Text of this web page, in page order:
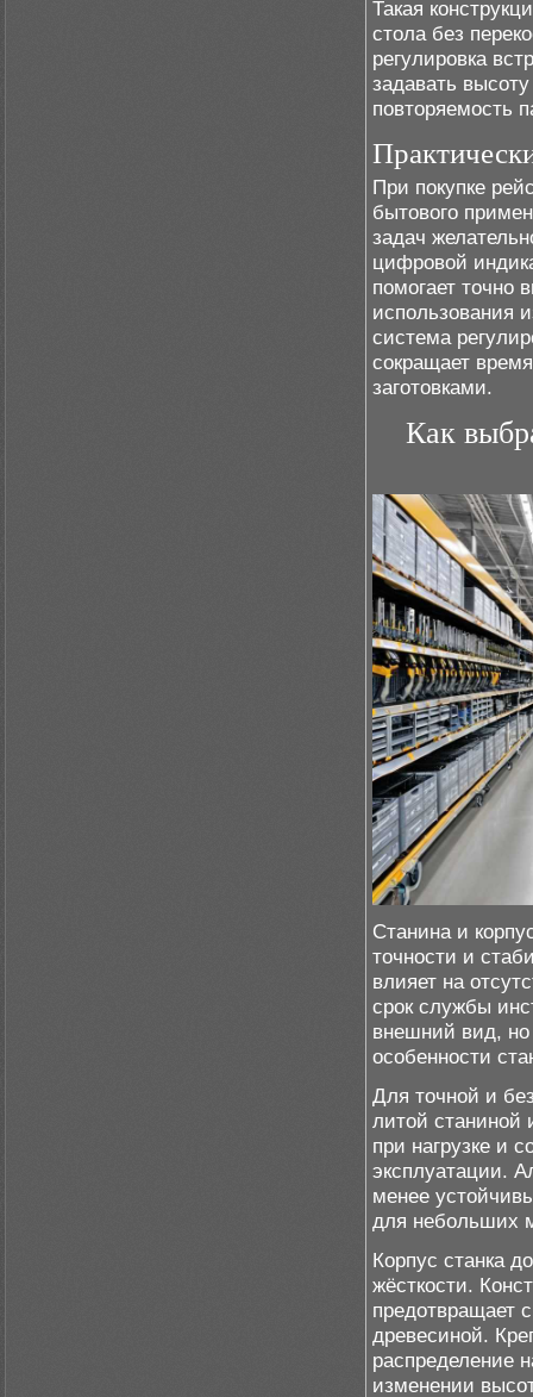
Такая
стола без
регулировка
задавать
повторяемость
При покупке
бытового
задач
цифровой
помогает точно
использования
система
сокращает
заготовками.
Как
Станина и
точности и
влияет на
срок службы
внешний вид, но
особенности
Для точной и
литой станиной
при нагрузке и
эксплуатации.
менее
для небольших
Корпус станка
жёсткости.
предотвращает
древесиной.
распределение
изменении